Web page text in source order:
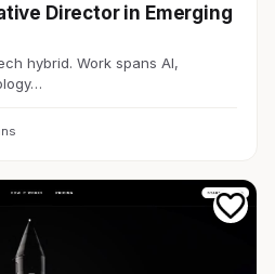
Director in Emerging
hybrid. Work spans AI,